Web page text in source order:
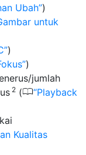
Ubah )
untuk
)
)
jumlah
2 (0 Playback
Kualitas